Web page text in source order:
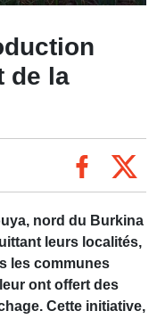
de la
nord du Burkina
leurs localités,
les communes
ont offert des
Cette initiative,